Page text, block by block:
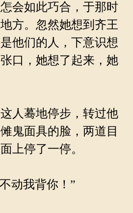
会如此巧合，于那时
方。忽然她想到齐王
他们的人，下意识想
口，她想了起来，她
人蓦地停步，转过他
鬼面具的脸，两道目
上停了一停。
动我背你！”